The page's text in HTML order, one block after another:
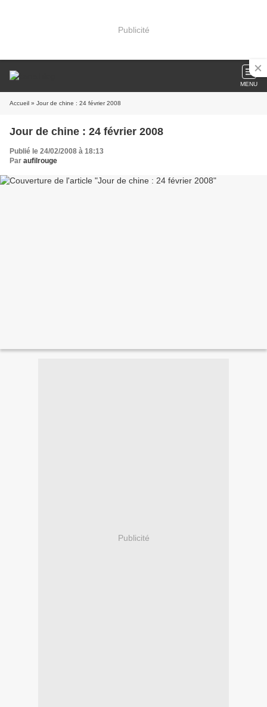
Publicité
MENU
Accueil » Jour de chine : 24 février 2008
Jour de chine : 24 février 2008
Publié le 24/02/2008 à 18:13
Par aufilrouge
Publicité